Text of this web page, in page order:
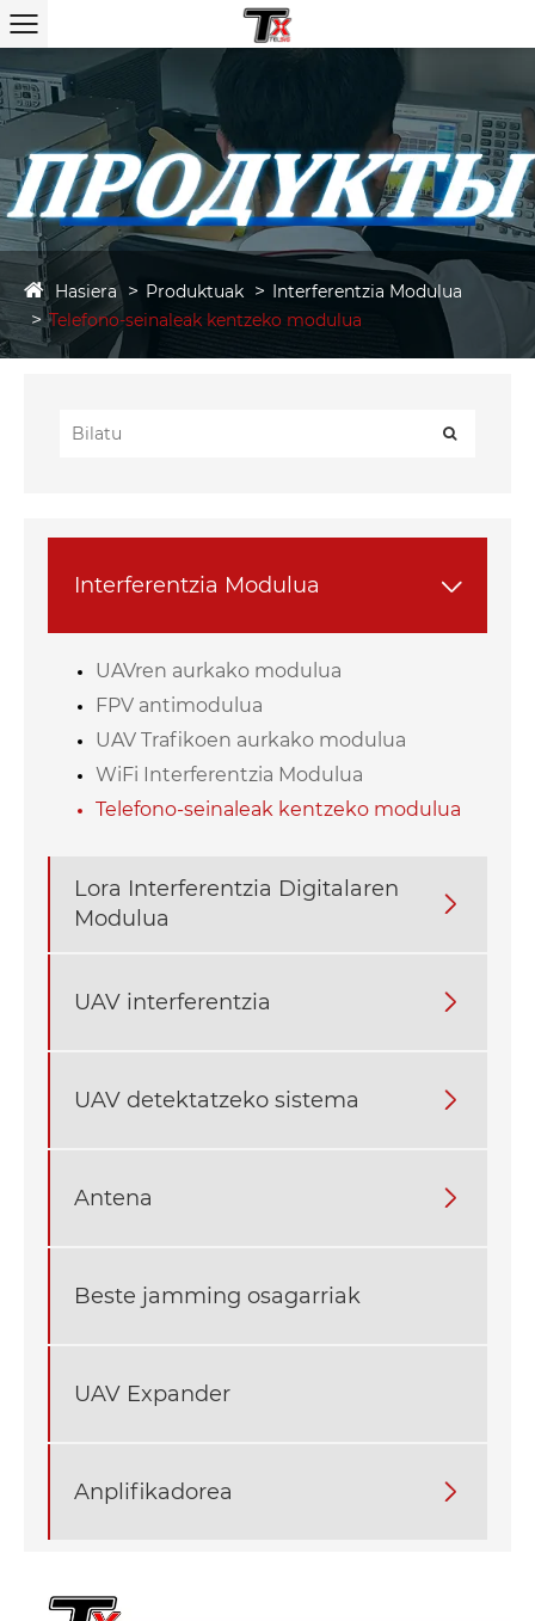
Hasiera Produktuak
Interferentzia Modulua
Telefono-seinaleak kentzeko modulua
Interferentzia Modulua 
UAVren aurkako modulua
FPV antimodulua
UAV Trafikoen aurkako modulua
WiFi Interferentzia Modulua
Telefono-seinaleak kentzeko modulua
Lora Interferentzia Digitalaren
Modulua

UAV interferentzia 
UAV detektatzeko sistema 
Antena 
Beste jamming osagarriak
UAV Expander
Anplifikadorea 